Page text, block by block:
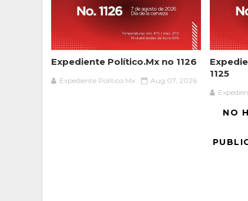
Expediente Político.Mx no 1126
Expediente Político.Mx Aug 07, 2026
1125
NO